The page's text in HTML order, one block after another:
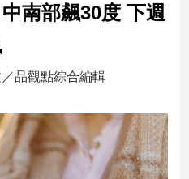
南部飆30度 下週
品觀點綜合編輯